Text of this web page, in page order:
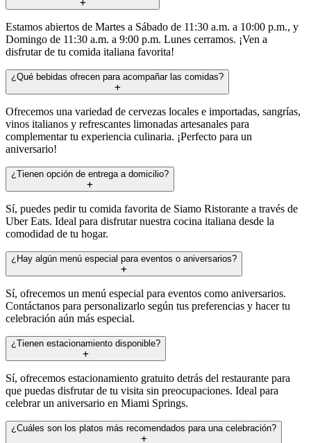
Estamos abiertos de Martes a Sábado de 11:30 a.m. a 10:00 p.m., y
Domingo de 11:30 a.m. a 9:00 p.m. Lunes cerramos. ¡Ven a
disfrutar de tu comida italiana favorita!
¿Qué bebidas ofrecen para acompañar las comidas?
Ofrecemos una variedad de cervezas locales e importadas, sangrías,
vinos italianos y refrescantes limonadas artesanales para
complementar tu experiencia culinaria. ¡Perfecto para un
aniversario!
¿Tienen opción de entrega a domicilio?
Sí, puedes pedir tu comida favorita de Siamo Ristorante a través de
Uber Eats. Ideal para disfrutar nuestra cocina italiana desde la
comodidad de tu hogar.
¿Hay algún menú especial para eventos o aniversarios?
Sí, ofrecemos un menú especial para eventos como aniversarios.
Contáctanos para personalizarlo según tus preferencias y hacer tu
celebración aún más especial.
¿Tienen estacionamiento disponible?
Sí, ofrecemos estacionamiento gratuito detrás del restaurante para
que puedas disfrutar de tu visita sin preocupaciones. Ideal para
celebrar un aniversario en Miami Springs.
¿Cuáles son los platos más recomendados para una celebración?